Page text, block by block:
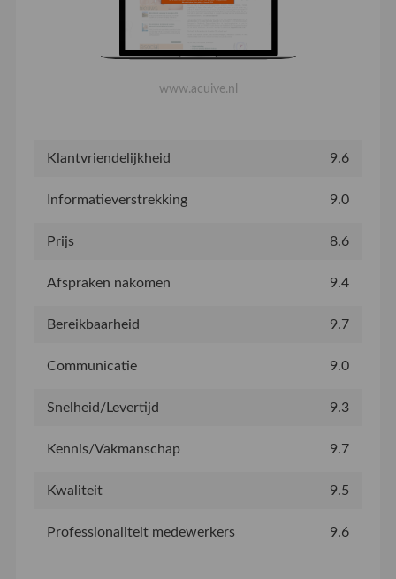
www.acuive.nl
Klantvriendelijkheid 9.6
Informatieverstrekking 9.0
Prijs 8.6
Afspraken nakomen 9.4
Bereikbaarheid 9.7
Communicatie 9.0
Snelheid/Levertijd 9.3
Kennis/Vakmanschap 9.7
Kwaliteit 9.5
Professionaliteit medewerkers 9.6